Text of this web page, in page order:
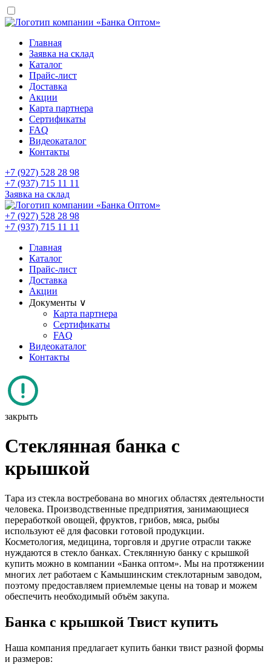
Главная
Заявка на склад
Каталог
Прайс-лист
Доставка
Акции
Карта партнера
Сертификаты
FAQ
Видеокаталог
Контакты
+7 (927) 528 28 98
+7 (937) 715 11 11
Заявка на склад
+7 (927) 528 28 98
+7 (937) 715 11 11
Главная
Каталог
Прайс-лист
Доставка
Акции
Документы ∨
Карта партнера
Сертификаты
FAQ
Видеокаталог
Контакты
закрыть
Стеклянная банка с
крышкой
Тара из стекла востребована во многих областях деятельности
человека. Производственные предприятия, занимающиеся
переработкой овощей, фруктов, грибов, мяса, рыбы
используют её для фасовки готовой продукции.
Косметология, медицина, торговля и другие отрасли также
нуждаются в стекло банках. Стеклянную банку с крышкой
купить можно в компании «Банка оптом». Мы на протяжении
многих лет работаем с Камышинским стеклотарным заводом,
поэтому предоставляем приемлемые цены на товар и можем
обеспечить необходимый объём закупа.
Банка с крышкой Твист купить
Наша компания предлагает купить банки твист разной формы
и размеров: